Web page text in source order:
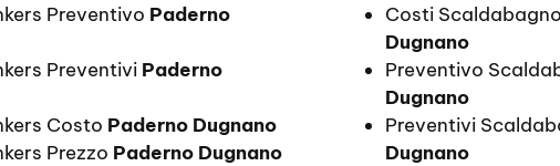
Preventivo Paderno
Preventivi Paderno
Costo Paderno Dugnano
Prezzo Paderno Dugnano
Costi
Dugnano
Preventivo
Dugnano
Preventivi
Dugnano